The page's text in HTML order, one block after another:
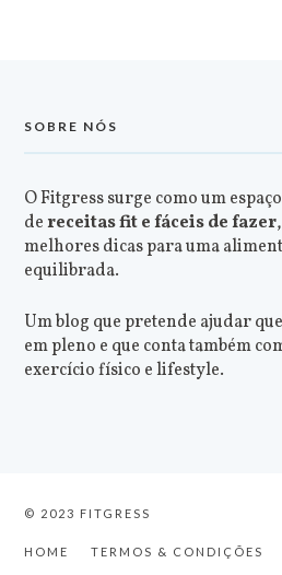
SOBRE NÓS
O Fitgress surge como um
dereceitas fit e fáceis de fazer
melhores dicas para uma
equilibrada.
Um blog que pretende ajudar
em pleno e que conta também
exercício físico e lifestyle.
© 2023 FITGRESS
HOME TERMOS & CONDIÇÕES